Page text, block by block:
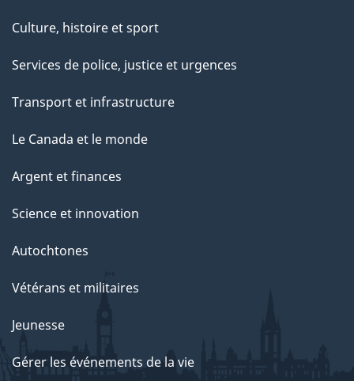
Culture, histoire et sport
Services de police, justice et urgences
Transport et infrastructure
Le Canada et le monde
Argent et finances
Science et innovation
Autochtones
Vétérans et militaires
Jeunesse
Gérer les événements de la vie